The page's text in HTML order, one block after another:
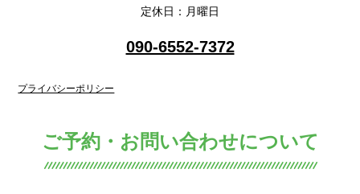
定休日：月曜日
090-6552-7372
プライバシーポリシー
ご予約・お問い合わせについて